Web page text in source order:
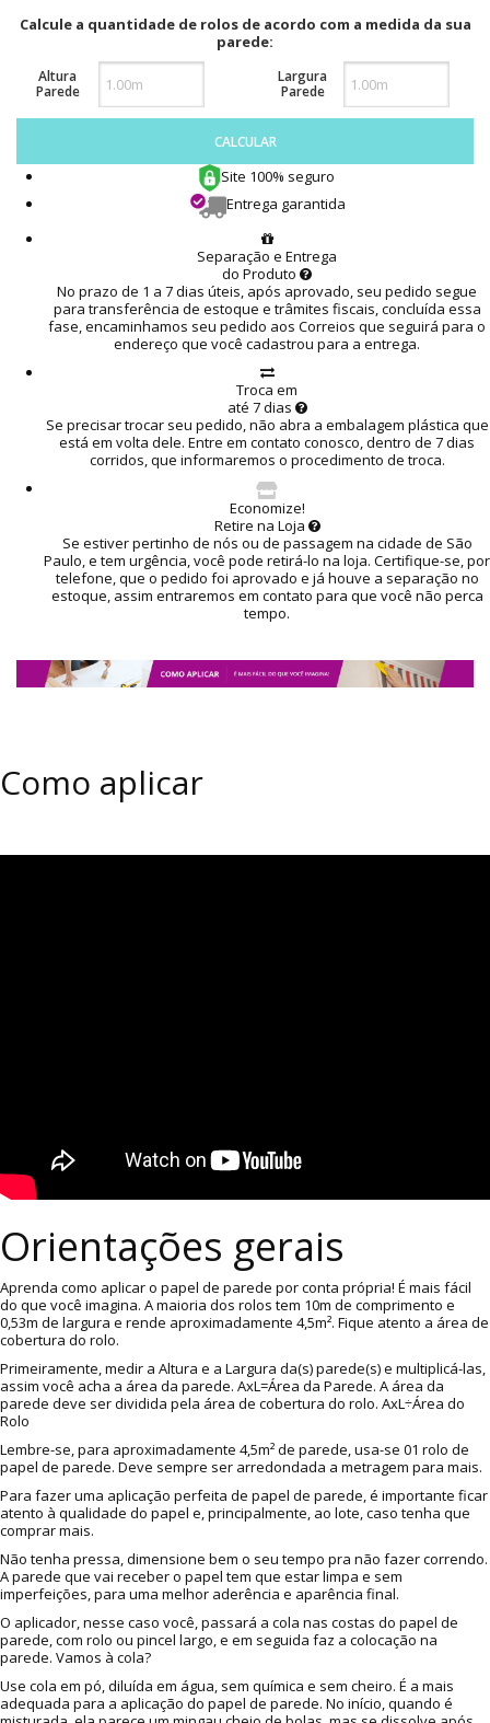
Calcule a quantidade de rolos de acordo com a medida da sua
parede:
Altura
Parede
Largura
Parede
CALCULAR
Site 100% seguro
Entrega garantida
Separação e Entrega
do Produto
No prazo de 1 a 7 dias úteis, após aprovado, seu pedido segue
para transferência de estoque e trâmites fiscais, concluída essa
fase, encaminhamos seu pedido aos Correios que seguirá para o
endereço que você cadastrou para a entrega.
Troca em
até 7 dias
Se precisar trocar seu pedido, não abra a embalagem plástica que
está em volta dele. Entre em contato conosco, dentro de 7 dias
corridos, que informaremos o procedimento de troca.
Economize!
Retire na Loja
Se estiver pertinho de nós ou de passagem na cidade de São
Paulo, e tem urgência, você pode retirá-lo na loja. Certifique-se, por
telefone, que o pedido foi aprovado e já houve a separação no
estoque, assim entraremos em contato para que você não perca
tempo.
Como aplicar
Orientações gerais
Aprenda como aplicar o papel de parede por conta própria! É mais fácil
do que você imagina. A maioria dos rolos tem 10m de comprimento e
0,53m de largura e rende aproximadamente 4,5m². Fique atento a área de
cobertura do rolo.
Primeiramente, medir a Altura e a Largura da(s) parede(s) e multiplicá-las,
assim você acha a área da parede. AxL=Área da Parede. A área da
parede deve ser dividida pela área de cobertura do rolo. AxL÷Área do
Rolo
Lembre-se, para aproximadamente 4,5m² de parede, usa-se 01 rolo de
papel de parede. Deve sempre ser arredondada a metragem para mais.
Para fazer uma aplicação perfeita de papel de parede, é importante ficar
atento à qualidade do papel e, principalmente, ao lote, caso tenha que
comprar mais.
Não tenha pressa, dimensione bem o seu tempo pra não fazer correndo.
A parede que vai receber o papel tem que estar limpa e sem
imperfeições, para uma melhor aderência e aparência final.
O aplicador, nesse caso você, passará a cola nas costas do papel de
parede, com rolo ou pincel largo, e em seguida faz a colocação na
parede. Vamos à cola?
Use cola em pó, diluída em água, sem química e sem cheiro. É a mais
adequada para a aplicação do papel de parede. No início, quando é